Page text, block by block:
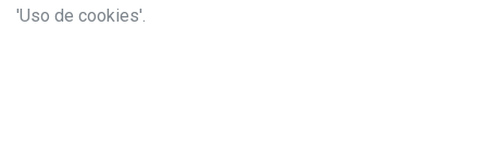
'Uso de cookies'.